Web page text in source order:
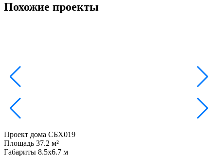
Похожие проекты
Проект дома СБХ019
Площадь 37.2 м²
Габариты 8.5x6.7 м